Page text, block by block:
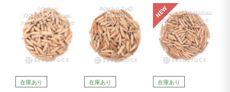
在庫あり 在庫あり
NEW
在庫あり